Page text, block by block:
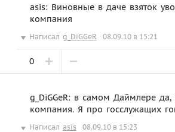
asis: Виновные в даче взяток
компания
Написал g_DiGGeR 08.09.10 в 15:21
0
g_DiGGeR: в самом Даймлере да,
компания. Я про госслужащих
Написал asis 08.09.10 в 15:23